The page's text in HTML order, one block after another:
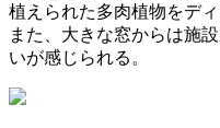
植えられた多肉植物をディ
また、大きな窓からは施
いが感じられる。